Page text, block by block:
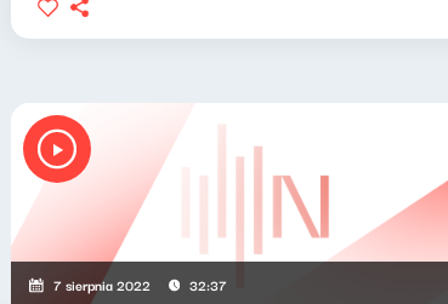
7 sierpnia 2022 32:37